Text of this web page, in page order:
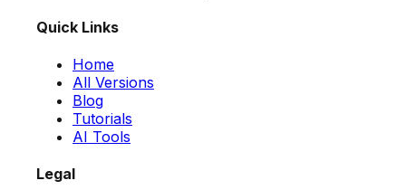
Quick Links
Home
All Versions
Blog
Tutorials
AI Tools
Legal